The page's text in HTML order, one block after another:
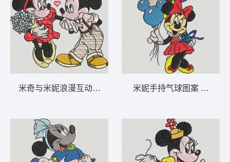
米奇与米妮浪漫互动 米奇爱米妮-DST格式米妮手持气球图案 米妮